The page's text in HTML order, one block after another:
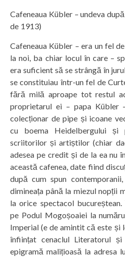
Cafeneaua Kübler – undeva
de 1913)
Cafeneaua Kübler – era un fel
la noi, ba chiar locul în care –
era suficient să se strângă în
se constituiau într-un fel de
fără milă aproape tot restul
proprietarul ei – papa Kübler
colecționar de pipe și icoane
cu boema Heidelbergului și
scriitorilor și artiștilor (chiar
adesea pe credit și de la ea nu
această cafenea, date fiind
după cum spun
dimineața până la miezul nopții
la orice spectacol bucureștean.
pe Podul Mogoșoaiei la
Imperial (e de amintit că este și
înființat cenaclul
epigramă malițioasă la adresa